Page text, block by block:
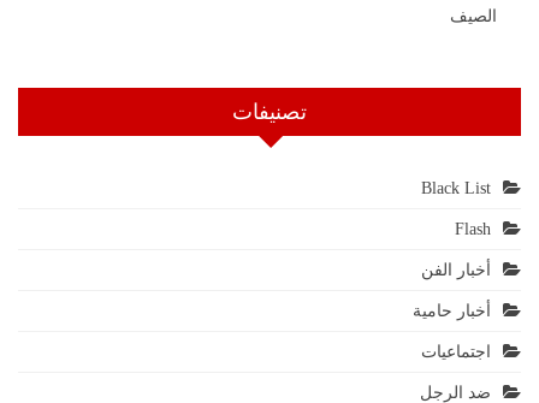
الصيف
تصنيفات
Black List
Flash
أخبار الفن
أخبار حامية
اجتماعيات
ضد الرجل